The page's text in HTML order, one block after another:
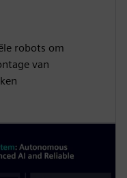
robots om
van